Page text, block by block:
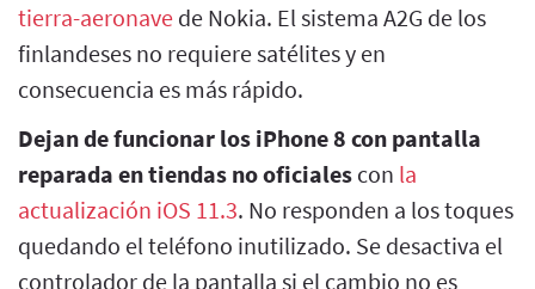
tierra-aeronave de Nokia. El sistema A2G de los
finlandeses no requiere satélites y en
consecuencia es más rápido.
Dejan de funcionar los iPhone 8 con pantalla
reparada en tiendas no oficiales con la
actualización iOS 11.3. No responden a los toques
quedando el teléfono inutilizado. Se desactiva el
controlador de la pantalla si el cambio no es